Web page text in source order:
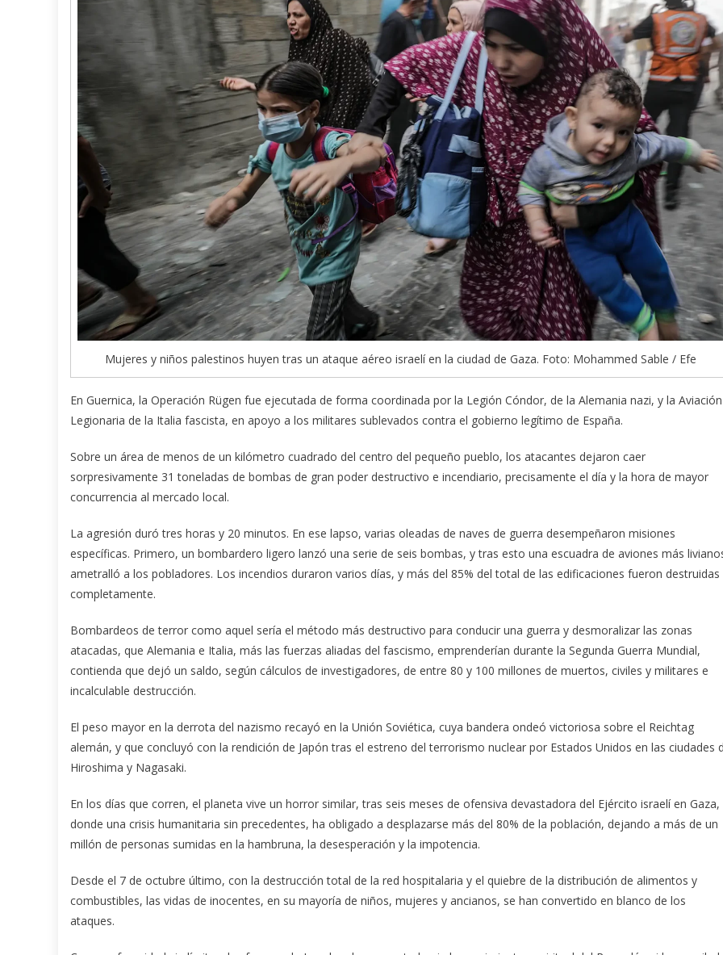
Mujeres y niños palestinos huyen tras un ataque aéreo israelí en la ciudad de Gaza. Foto: Mohammed Sable / Efe
En Guernica, la Operación Rügen fue ejecutada de forma coordinada por la Legión Cóndor, de la Alemania nazi, y la Aviación
Legionaria de la Italia fascista, en apoyo a los militares sublevados contra el gobierno legítimo de España.
Sobre un área de menos de un kilómetro cuadrado del centro del pequeño pueblo, los atacantes dejaron caer
sorpresivamente 31 toneladas de bombas de gran poder destructivo e incendiario, precisamente el día y la hora de mayor
concurrencia al mercado local.
La agresión duró tres horas y 20 minutos. En ese lapso, varias oleadas de naves de guerra desempeñaron misiones
específicas. Primero, un bombardero ligero lanzó una serie de seis bombas, y tras esto una escuadra de aviones más
ametralló a los pobladores. Los incendios duraron varios días, y más del 85% del total de las edificaciones fueron destruidas
completamente.
Bombardeos de terror como aquel sería el método más destructivo para conducir una guerra y desmoralizar las zonas
atacadas, que Alemania e Italia, más las fuerzas aliadas del fascismo, emprenderían durante la Segunda Guerra Mundial,
contienda que dejó un saldo, según cálculos de investigadores, de entre 80 y 100 millones de muertos, civiles y militares e
incalculable destrucción.
El peso mayor en la derrota del nazismo recayó en la Unión Soviética, cuya bandera ondeó victoriosa sobre el Reichtag
alemán, y que concluyó con la rendición de Japón tras el estreno del terrorismo nuclear por Estados Unidos en las ciudades
Hiroshima y Nagasaki.
En los días que corren, el planeta vive un horror similar, tras seis meses de ofensiva devastadora del Ejército israelí en Gaza,
donde una crisis humanitaria sin precedentes, ha obligado a desplazarse más del 80% de la población, dejando a más de un
millón de personas sumidas en la hambruna, la desesperación y la impotencia.
Desde el 7 de octubre último, con la destrucción total de la red hospitalaria y el quiebre de la distribución de alimentos y
combustibles, las vidas de inocentes, en su mayoría de niños, mujeres y ancianos, se han convertido en blanco de los
ataques.